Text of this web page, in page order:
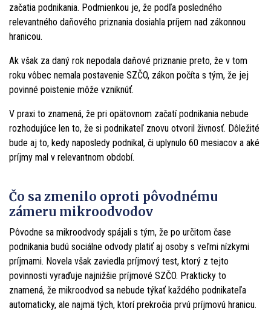
začatia podnikania. Podmienkou je, že podľa posledného
relevantného daňového priznania dosiahla príjem nad zákonnou
hranicou.
Ak však za daný rok nepodala daňové priznanie preto, že v tom
roku vôbec nemala postavenie SZČO, zákon počíta s tým, že jej
povinné poistenie môže vzniknúť.
V praxi to znamená, že pri opätovnom začatí podnikania nebude
rozhodujúce len to, že si podnikateľ znovu otvoril živnosť. Dôležité
bude aj to, kedy naposledy podnikal, či uplynulo 60 mesiacov a aké
príjmy mal v relevantnom období.
Čo sa zmenilo oproti pôvodnému
zámeru mikroodvodov
Pôvodne sa mikroodvody spájali s tým, že po určitom čase
podnikania budú sociálne odvody platiť aj osoby s veľmi nízkymi
príjmami. Novela však zaviedla príjmový test, ktorý z tejto
povinnosti vyraďuje najnižšie príjmové SZČO. Prakticky to
znamená, že mikroodvod sa nebude týkať každého podnikateľa
automaticky, ale najmä tých, ktorí prekročia prvú príjmovú hranicu.